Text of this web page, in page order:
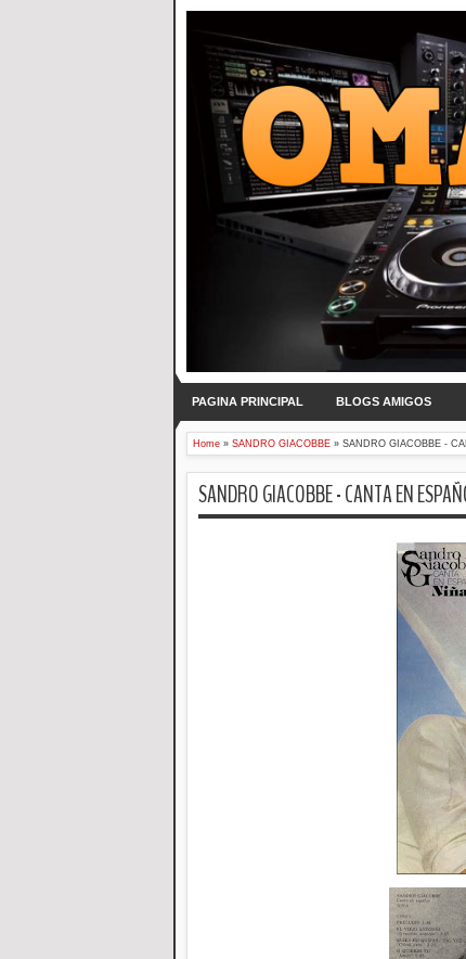
PAGINA PRINCIPAL BLOGS AMIGOS
Home » SANDRO GIACOBBE » SANDRO GIACOBBE -
SANDRO GIACOBBE - CANTA EN